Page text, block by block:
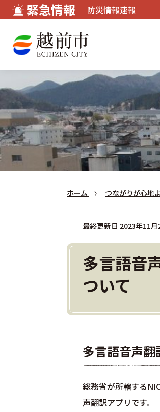
緊急情報 防災情報速報
ホーム つながりが心地
最終更新日 2023年11月
多言語音
ついて
多言語音声
総務省が所轄する
声翻訳アプリです。